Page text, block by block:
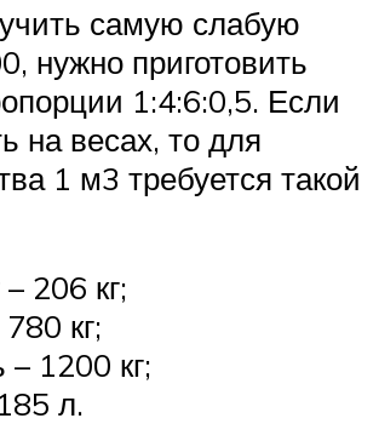
самую слабую
нужно приготовить
1:4:6:0,5. Если
на весах, то для
1 м3 требуется такой
206 кг;
кг;
1200 кг;
л.